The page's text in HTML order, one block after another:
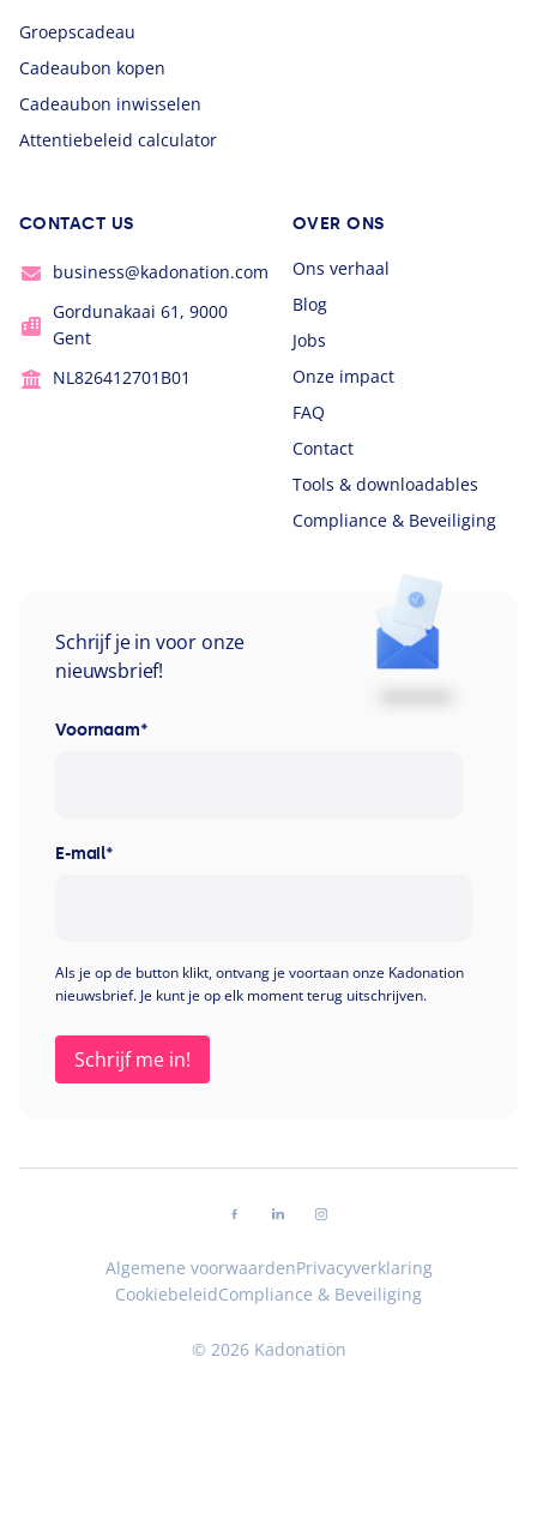
Groepscadeau
Cadeaubon kopen
Cadeaubon inwisselen
Attentiebeleid calculator
CONTACT US
business@kadonation.com
Gordunakaai 61, 9000
Gent
NL826412701B01
OVER ONS
Ons verhaal
Blog
Jobs
Onze impact
FAQ
Contact
Tools & downloadables
Compliance & Beveiliging
Schrijf je in voor onze
nieuwsbrief!
Voornaam*
E-mail*
Als je op de button klikt, ontvang je voortaan onze Kadonation
nieuwsbrief. Je kunt je op elk moment terug uitschrijven.
© 2026 Kadonation
Algemene voorwaardenPrivacyverklaring
CookiebeleidCompliance & Beveiliging
Volg ons op facebook
Volg ons op linkedin
Volg ons op instagram